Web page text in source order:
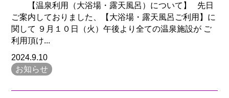
【温泉利用（大浴場・露天風呂）について】 先日
ご案内しておりました、【大浴場・露天風呂ご利用】に
関して ９月１０日（火）午後より全ての温泉施設が ご
利用頂け...
2024.9.10
お知らせ